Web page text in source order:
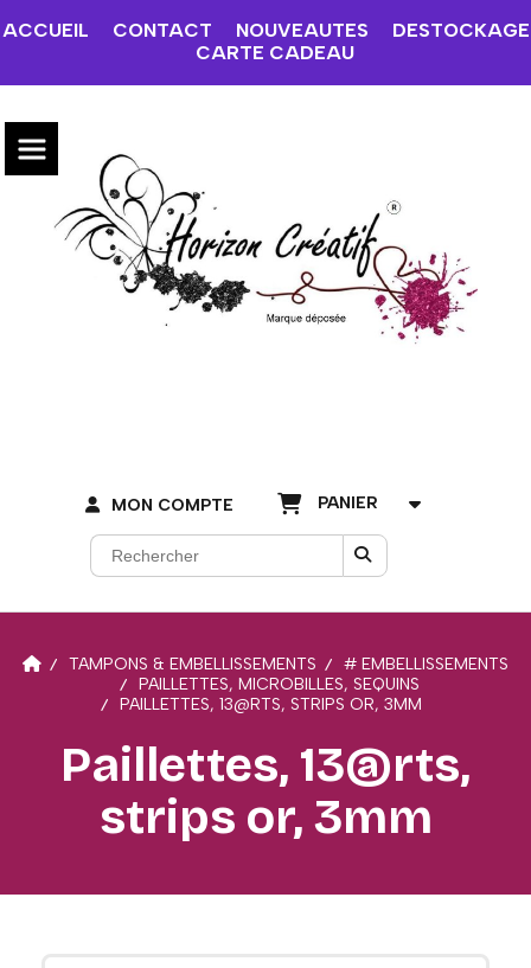
ACCUEIL CONTACT NOUVEAUTES
DESTOCKAGE
CARTE CADEAU
MON COMPTE PANIER
TAMPONS & EMBELLISSEMENTS
# EMBELLISSEMENTS
PAILLETTES, MICROBILLES, SEQUINS
PAILLETTES, 13@RTS, STRIPS OR, 3MM
Paillettes, 13@rts,
strips or, 3mm